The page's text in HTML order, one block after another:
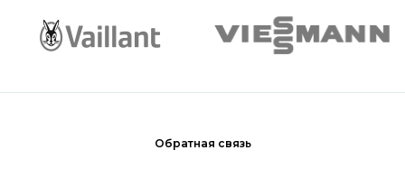
Ferroli
Обратная связь